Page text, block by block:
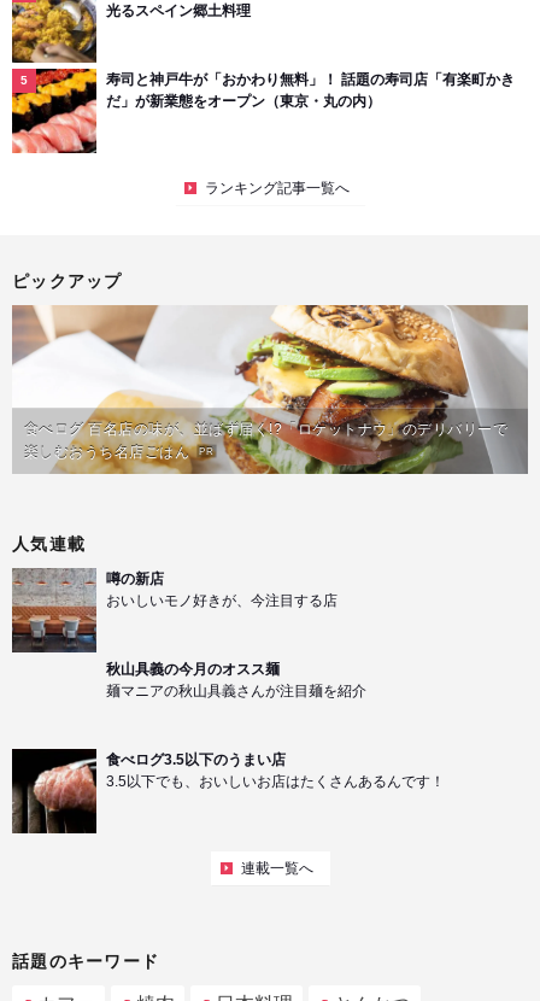
光るスペイン郷土料理
寿司と神戸牛が「おかわり無料」！ 話題の寿司店「有楽町かき
だ」が新業態をオープン（東京・丸の内）
ランキング記事一覧へ
ピックアップ
食べログ 百名店の味が、並ばず届く!?「ロケットナウ」のデリバリーで
楽しむおうち名店ごはん PR
人気連載
噂の新店
おいしいモノ好きが、今注目する店
秋山具義の今月のオスス麺
麺マニアの秋山具義さんが注目麺を紹介
食べログ3.5以下のうまい店
3.5以下でも、おいしいお店はたくさんあるんです！
連載一覧へ
話題のキーワード